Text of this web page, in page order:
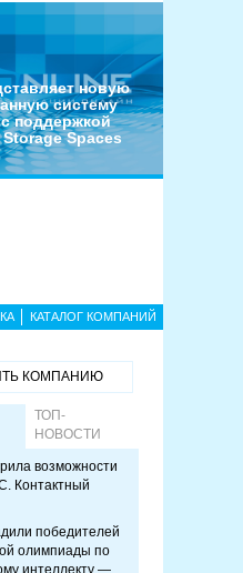
новую
систему
с поддержкой
Spaces
КАТАЛОГ КОМПАНИЙ
КОМПАНИЮ
ТОП-
НОВОСТИ
возможности
Контактный
победителей
олимпиады по
интеллекту —